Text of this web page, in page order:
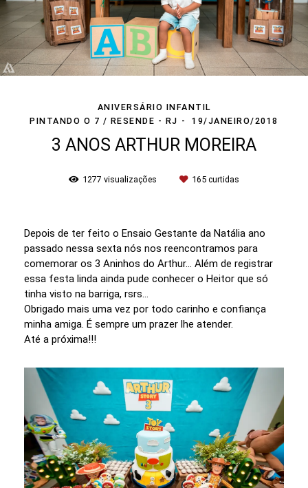
ANIVERSÁRIO INFANTIL
PINTANDO O 7 / RESENDE - RJ
19/JANEIRO/2018
3 ANOS ARTHUR MOREIRA
1277 visualizações 165 curtidas
Depois de ter feito o Ensaio Gestante da Natália ano
passado nessa sexta nós nos reencontramos para
comemorar os 3 Aninhos do Arthur... Além de registrar
essa festa linda ainda pude conhecer o Heitor que só
tinha visto na barriga, rsrs...
Obrigado mais uma vez por todo carinho e confiança
minha amiga. É sempre um prazer lhe atender.
Até a próxima!!!